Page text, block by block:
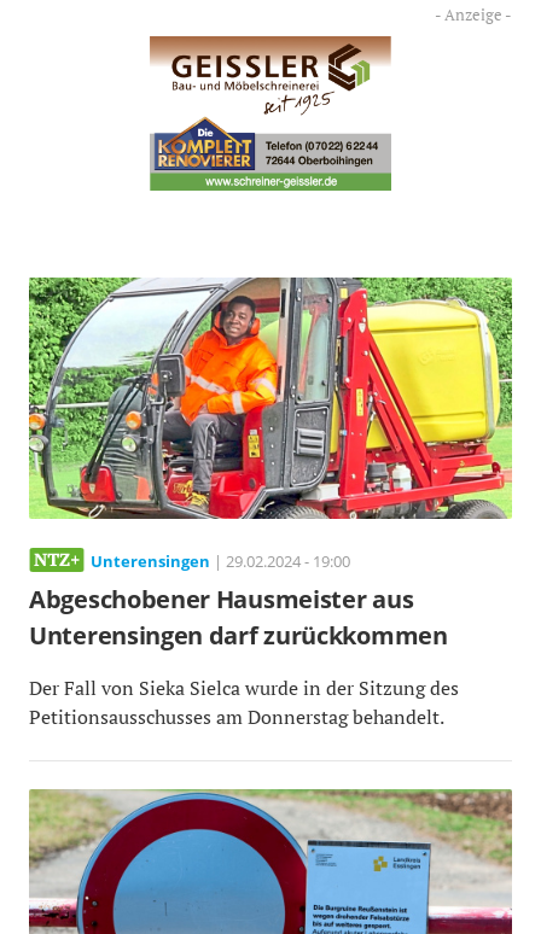
Unterensingen | 29.02.2024 - 19:00
Abgeschobener Hausmeister aus
Unterensingen darf zurückkommen
Der Fall von Sieka Sielca wurde in der Sitzung des
Petitionsausschusses am Donnerstag behandelt.